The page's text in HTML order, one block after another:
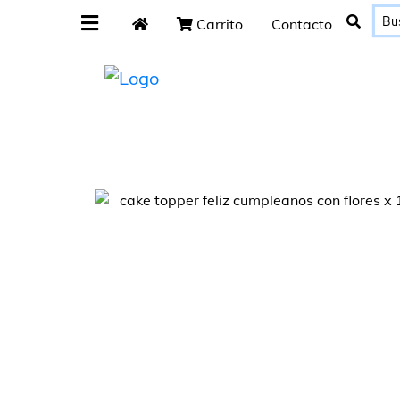
Carrito Contacto